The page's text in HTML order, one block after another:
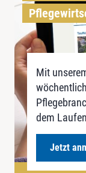
Mit
dem
Jetzt